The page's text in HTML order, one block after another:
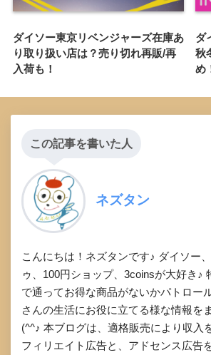
ダイソー東京リベンジャーズ在庫あ
り取り扱い店は？売り切れ再販/再
入荷も！
ダ
秋
め
この記事を書いた人
ネズタン
こんにちは！ネズタンです♪ ダイソー
ゥ、100円ショップ、3coinsが大好き♪
で通ってお得な商品がないかパトロー
さんの生活にお役に立てる様な情報を
(^^♪ 本ブログは、適格販売により収入
フィリエイト広告と、アドセンス広告